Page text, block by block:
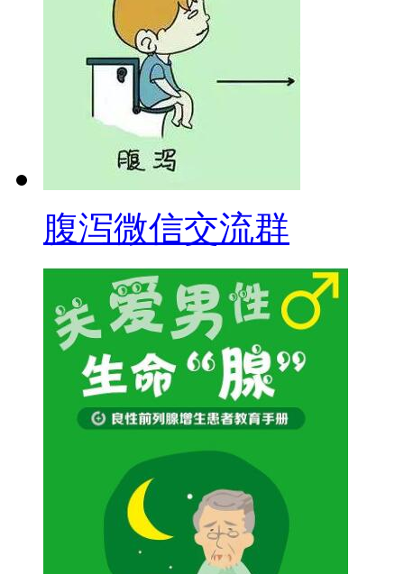
腹泻微信交流群